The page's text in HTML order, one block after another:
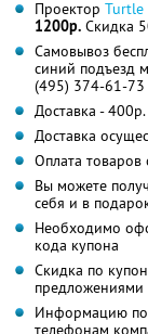
Проектор Turtle
1200р. Скидка
Самовывоз
синий подъезд
(495) 374-61-73
Доставка -
Доставка
Оплата
Вы можете
себя и в
Необходимо
кода купона
Скидка по
предложениями
Информацию по
телефонам